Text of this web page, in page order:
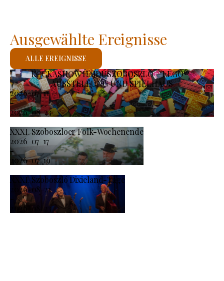
KOCKASHOW HAJDÚSZOBOSZLÓ – LEGO®-
AUSSTELLUNG UND SPIELHAUS
2026-07-11
-
2026-08-23
XXXI. Szoboszloer Folk-Wochenende
2026-07-17
-
2026-07-19
XXXI. Szoboszló Dixieland-Tage
2026-08-21
-
2026-08-23
Ausgewählte Ereignisse
ALLE EREIGNISSE